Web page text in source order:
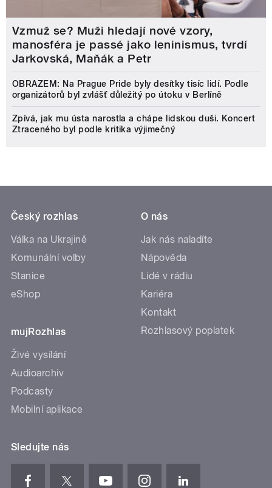
Vzmuž se? Muži hledají nové vzory,
manosféra je passé jako leninismus, tvrdí
Jarkovská, Maňák a Petr
OBRAZEM: Na Prague Pride byly desítky tisíc lidí. Podle
organizátorů byl zvlášť důležitý po útoku v Berlíně
Zpívá, jak mu ústa narostla a chápe lidskou duši. Koncert
Ztraceného byl podle kritika výjimečný
Český rozhlas
Válka na Ukrajině
Komunální volby
Stanice
eShop
mujRozhlas
Živé vysílání
Audioarchiv
Podcasty
Mobilní aplikace
O nás
Jak nás naladíte
Nápověda
Lidé v rádiu
Kariéra
Kontakt
Rozhlasový poplatek
Sledujte nás